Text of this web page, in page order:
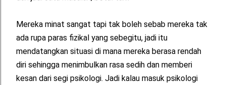
Mereka minat sangat tapi tak boleh sebab mereka tak
ada rupa paras fizikal yang sebegitu, jadi itu
mendatangkan situasi di mana mereka berasa rendah
diri sehingga menimbulkan rasa sedih dan memberi
kesan dari segi psikologi. Jadi kalau masuk psikologi